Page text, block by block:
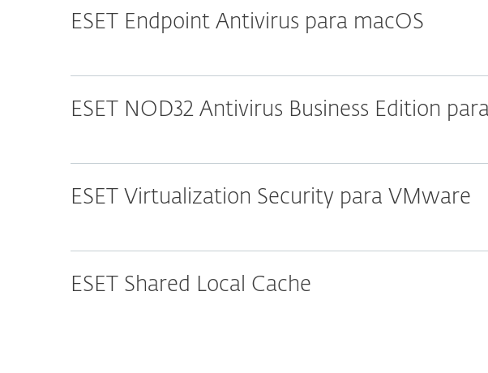
ESET Endpoint Antivirus para macOS
ESET NOD32 Antivirus Business Edition
ESET Virtualization Security para VMware
ESET Shared Local Cache